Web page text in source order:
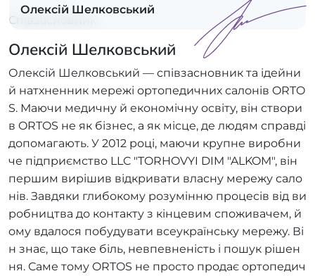
Олексій Шелковський
Співзасновник
Олексій Шелковський
Олексій Шелковський — співзасновник та ідейни
й натхненник мережі ортопедичних салонів ORTO
S. Маючи медичну й економічну освіту, він створи
в ORTOS не як бізнес, а як місце, де людям справді
допомагають. У 2012 році, маючи крупне виробни
че підприємство LLC "TORHOVYI DIM "ALKOM", він
першим вирішив відкривати власну мережу сало
нів. Завдяки глибокому розумінню процесів від ви
робництва до контакту з кінцевим споживачем, й
ому вдалося побудувати всеукраїнську мережу. Ві
н знає, що таке біль, невпевненість і пошук рішен
ня. Саме тому ORTOS не просто продає ортопедич